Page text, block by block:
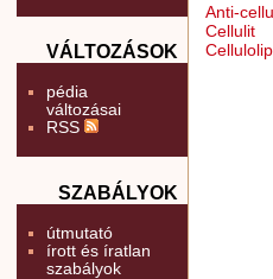
VÁLTOZÁSOK
pédia
változásai
RSS
SZABÁLYOK
útmutató
írott és íratlan
szabályok
Anti-
Cellulit